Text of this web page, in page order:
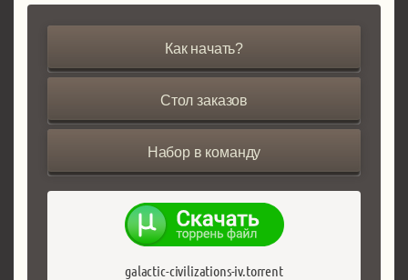
Как начать?
Стол заказов
Набор в команду
galactic-civilizations-iv.torrent